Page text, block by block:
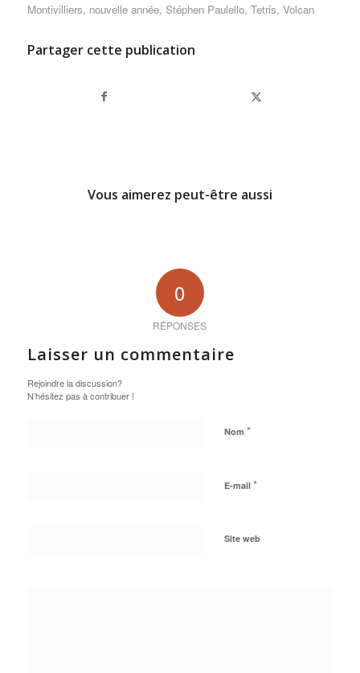
Montivilliers, nouvelle année, Stéphen Paulello, Tetris, Volcan
Partager cette publication
Vous aimerez peut-être aussi
0
RÉPONSES
Laisser un commentaire
Rejoindre la discussion?
N’hésitez pas à contribuer !
Nom *
E-mail *
Site web